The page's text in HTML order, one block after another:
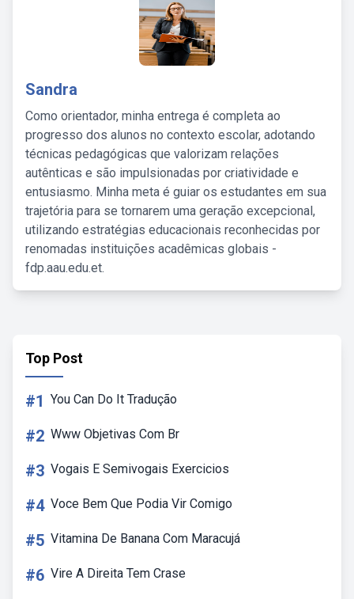
Sandra
Como orientador, minha entrega é completa ao
progresso dos alunos no contexto escolar, adotando
técnicas pedagógicas que valorizam relações
autênticas e são impulsionadas por criatividade e
entusiasmo. Minha meta é guiar os estudantes em sua
trajetória para se tornarem uma geração excepcional,
utilizando estratégias educacionais reconhecidas por
renomadas instituições acadêmicas globais -
fdp.aau.edu.et.
Top Post
#1 You Can Do It Tradução
#2 Www Objetivas Com Br
#3 Vogais E Semivogais Exercicios
#4 Voce Bem Que Podia Vir Comigo
#5 Vitamina De Banana Com Maracujá
#6 Vire A Direita Tem Crase